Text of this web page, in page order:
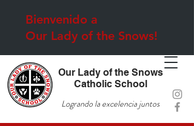
Bienvenido a
Our Lady of the Snows!
Our Lady of the Snows
Catholic School
Logrando la excelencia juntos